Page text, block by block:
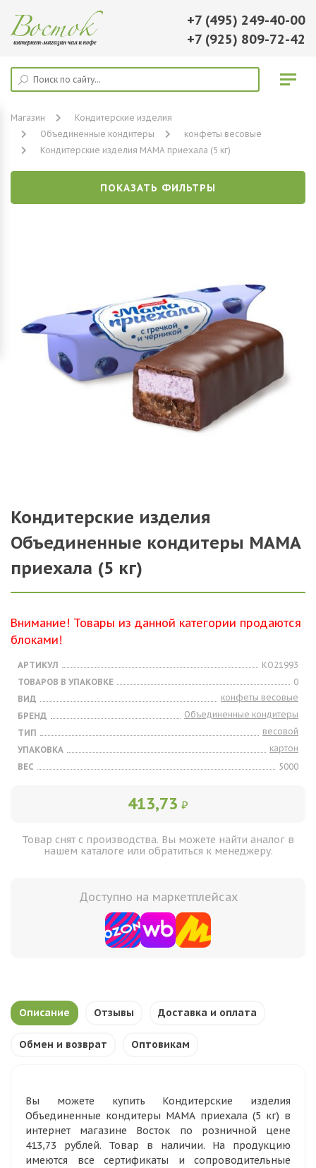
+7 (495) 249-40-00
+7 (925) 809-72-42
Магазин
Кондитерские изделия
Объединенные кондитеры
конфеты весовые
Кондитерские изделия МАМА приехала (5 кг)
ПОКАЗАТЬ ФИЛЬТРЫ
Кондитерские изделия
Объединенные кондитеры МАМА
приехала (5 кг)
Внимание! Товары из данной категории продаются
блоками!
АРТИКУЛ
КО21993
ТОВАРОВ В УПАКОВКЕ
0
ВИД
конфеты весовые
БРЕНД
Объединенные кондитеры
ТИП
весовой
УПАКОВКА
картон
ВЕС
5000
413,73 ₽
Товар снят с производства. Вы можете найти аналог в
нашем каталоге или обратиться к менеджеру.
Доступно на маркетплейсах
Описание Отзывы Доставка и оплата
Обмен и возврат Оптовикам
Вы можете купить Кондитерские изделия
Объединенные кондитеры МАМА приехала (5 кг) в
интернет магазине Восток по розничной цене
413,73 рублей. Товар в наличии. На продукцию
имеются все сертификаты и сопроводительные